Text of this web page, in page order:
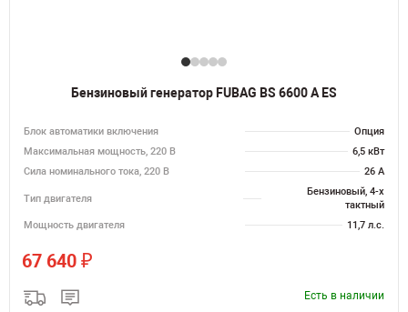
Бензиновый генератор FUBAG BS 6600 A ES
Блок автоматики включения
Опция
Максимальная мощность, 220 В
6,5 кВт
Сила номинального тока, 220 В
26 А
Тип двигателя
Бензиновый, 4-х
тактный
Мощность двигателя
11,7 л.с.
67 640 ₽
Есть в наличии